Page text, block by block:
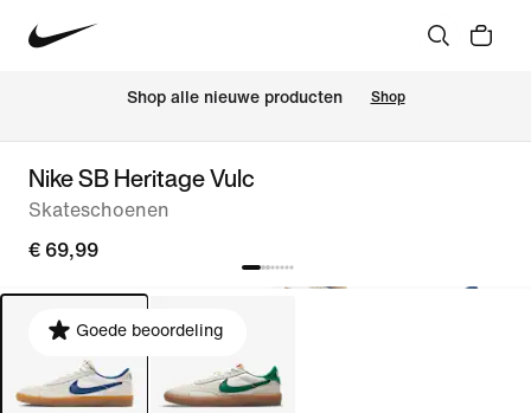
Shop alle nieuwe producten Shop
Nike SB Heritage Vulc
Skateschoenen
€ 69,99
Goede beoordeling